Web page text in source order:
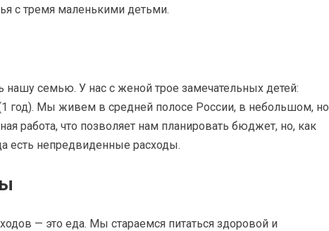
с тремя маленькими детьми.
нашу семью. У нас с женой трое замечательных детей:
год). Мы живем в средней полосе России, в небольшом, но
работа, что позволяет нам планировать бюджет, но, как
есть непредвиденные расходы.
— это еда. Мы стараемся питаться здоровой и